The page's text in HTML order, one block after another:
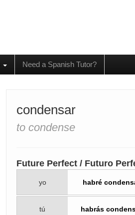
Need a Spanish Tutor?
condensar
to condense
Future Perfect / Futuro
yo habré
tú habrás